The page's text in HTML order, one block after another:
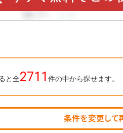
と全2711 件の中から探せます。